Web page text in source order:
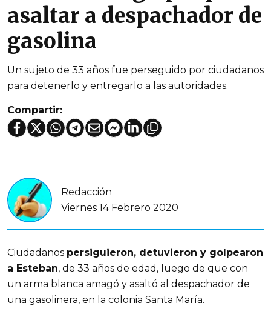
asaltar a despachador de
gasolina
Un sujeto de 33 años fue perseguido por ciudadanos
para detenerlo y entregarlo a las autoridades.
Compartir:
Redacción
Viernes 14 Febrero 2020
Ciudadanos persiguieron, detuvieron y golpearon
a Esteban, de 33 años de edad, luego de que con
un arma blanca amagó y asaltó al despachador de
una gasolinera, en la colonia Santa María.